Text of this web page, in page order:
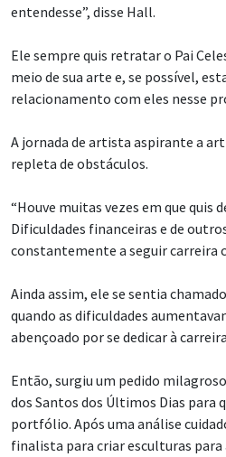
entendesse”, disse Hall.
Ele sempre quis retratar o Pai
meio de sua arte e, se possível,
relacionamento com eles nesse
A jornada de artista aspirante a
repleta de obstáculos.
“Houve muitas vezes em que quis
Dificuldades financeiras e de
constantemente a seguir carreira
Ainda assim, ele se sentia
quando as dificuldades
abençoado por se dedicar à
Então, surgiu um pedido
dos Santos dos Últimos Dias para
portfólio. Após uma análise
finalista para criar esculturas para